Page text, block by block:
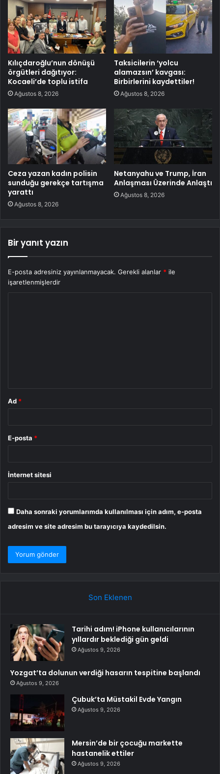
Kılıçdaroğlu’nun dönüşü
örgütleri dağıtıyor:
Kocaeli’de toplu istifa
Ağustos 8, 2026
Taksicilerin ‘yolcu
alamazsın’ kavgası:
Birbirlerini kaydettiler!
Ağustos 8, 2026
Ceza yazan kadın polisin
sunduğu gerekçe tartışma
yarattı
Ağustos 8, 2026
Netanyahu ve Trump, İran
Anlaşması Üzerinde Anlaştı
Ağustos 8, 2026
Bir yanıt yazın
E-posta adresiniz yayınlanmayacak. Gerekli alanlar * ile
işaretlenmişlerdir
Ad *
E-posta *
İnternet sitesi
Daha sonraki yorumlarımda kullanılması için adım, e-posta
adresim ve site adresim bu tarayıcıya kaydedilsin.
Son Eklenen
Tarihi adım! iPhone kullanıcılarının
yıllardır beklediği gün geldi
Ağustos 9, 2026
Yozgat’ta dolunun verdiği hasarın tespitine başlandı
Ağustos 9, 2026
Çubuk’ta Müstakil Evde Yangın
Ağustos 9, 2026
Mersin’de bir çocuğu markette
hastanelik ettiler
Ağustos 9, 2026